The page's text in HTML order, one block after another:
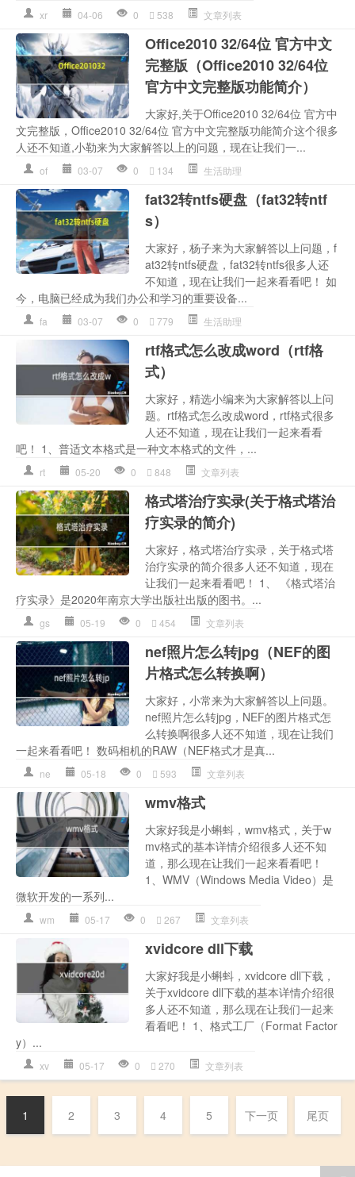
xr 04-06 0 538 文章列表
Office2010 32/64位 官方中文
完整版（Office2010 32/64位
官方中文完整版功能简介）
大家好,关于Office2010 32/64位 官方中
文完整版，Office2010 32/64位 官方中文完整版功能简介这个很多
人还不知道,小勒来为大家解答以上的问题，现在让我们一...
of 03-07 0 134 生活助理
fat32转ntfs硬盘（fat32转ntf
s）
大家好，杨子来为大家解答以上问题，f
at32转ntfs硬盘，fat32转ntfs很多人还
不知道，现在让我们一起来看看吧！ 如
今，电脑已经成为我们办公和学习的重要设备...
fa 03-07 0 779 生活助理
rtf格式怎么改成word（rtf格
式）
大家好，精选小编来为大家解答以上问
题。rtf格式怎么改成word，rtf格式很多
人还不知道，现在让我们一起来看看
吧！ 1、普适文本格式是一种文本格式的文件，...
rt 05-20 0 848 文章列表
格式塔治疗实录(关于格式塔治
疗实录的简介)
大家好，格式塔治疗实录，关于格式塔
治疗实录的简介很多人还不知道，现在
让我们一起来看看吧！ 1、 《格式塔治
疗实录》是2020年南京大学出版社出版的图书。...
gs 05-19 0 454 文章列表
nef照片怎么转jpg（NEF的图
片格式怎么转换啊）
大家好，小常来为大家解答以上问题。
nef照片怎么转jpg，NEF的图片格式怎
么转换啊很多人还不知道，现在让我们
一起来看看吧！ 数码相机的RAW（NEF格式才是真...
ne 05-18 0 593 文章列表
wmv格式
大家好我是小蝌蚪，wmv格式，关于w
mv格式的基本详情介绍很多人还不知
道，那么现在让我们一起来看看吧！
1、WMV（Windows Media Video）是
微软开发的一系列...
wm 05-17 0 267 文章列表
xvidcore dll下载
大家好我是小蝌蚪，xvidcore dll下载，
关于xvidcore dll下载的基本详情介绍很
多人还不知道，那么现在让我们一起来
看看吧！ 1、格式工厂（Format Factor
y）...
xv 05-17 0 270 文章列表
1 2 3 4 5 下一页 尾页